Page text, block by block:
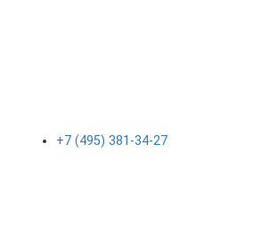
+7 (495) 381-34-27